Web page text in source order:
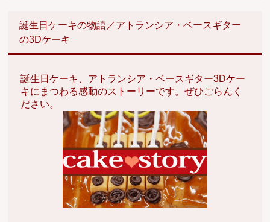
誕生日ケーキの物語／アトランシア・ベースギター
の3Dケーキ
誕生日ケーキ、アトランシア・ベースギター3Dケー
キにまつわる感動のストーリーです。ぜひごらんく
ださい。